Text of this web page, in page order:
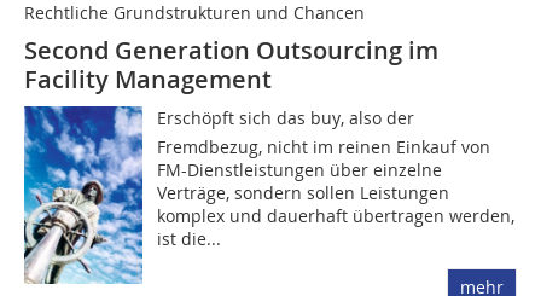
Rechtliche Grundstrukturen und Chancen
Second Generation Outsourcing im
Facility Management
Erschöpft sich das buy, also der
Fremdbezug, nicht im reinen Einkauf von
FM-Dienstleistungen über einzelne
Verträge, sondern sollen Leistungen
komplex und dauerhaft übertragen werden,
ist die...
mehr